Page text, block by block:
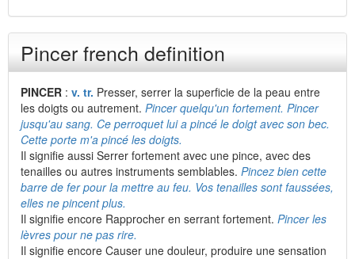
Pincer french definition
PINCER : v. tr. Presser, serrer la superficie de la peau entre
les doigts ou autrement. Pincer quelqu'un fortement. Pincer
jusqu'au sang. Ce perroquet lui a pincé le doigt avec son bec.
Cette porte m'a pincé les doigts.
Il signifie aussi Serrer fortement avec une pince, avec des
tenailles ou autres instruments semblables. Pincez bien cette
barre de fer pour la mettre au feu. Vos tenailles sont faussées,
elles ne pincent plus.
Il signifie encore Rapprocher en serrant fortement. Pincer les
lèvres pour ne pas rire.
Il signifie encore Causer une douleur, produire une sensation